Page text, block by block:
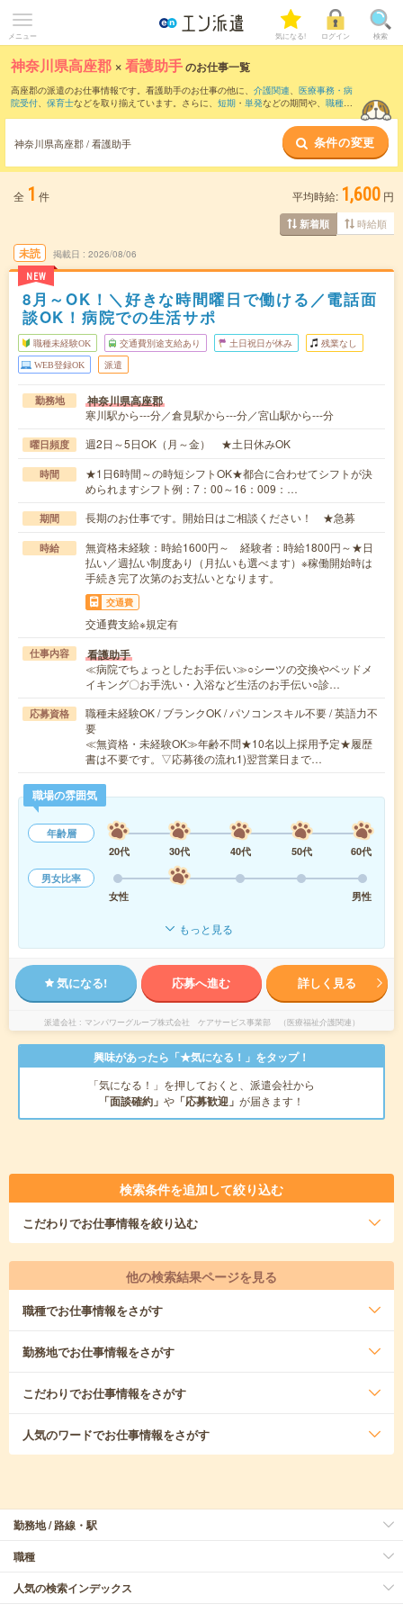
メニュー 気になる! ログイン 検索
神奈川県高座郡 ×看護助手のお仕事一覧
高座郡の派遣のお仕事情報です。看護助手のお仕事の他に、 介護関連、 医療事務・病
院受付、 保育士などを取り揃えています。さらに、 短期 ・ 単発などの期間や、 職種未
神奈川県高座郡 / 看護助手 条件の変更
全 1 件 平均時給: 1,600 円
新着順 時給順
未読
NEW
掲載日 2026/08/06
8月～OK！＼好きな時間曜日で働ける／電話面
談OK！病院での生活サポ
職種未経験OK 交通費別途支給あり 土日祝日が休み 残業なし
WEB登録OK 派遣
勤務地 神奈川県高座郡
寒川駅から---分／倉見駅から---分／宮山駅から---分
曜日頻度 週2日～5日OK（月～金） ★土日休みOK
時間
★1日6時間～の時短シフトOK★都合に合わせてシフトが決
められますシフト例：7：00～16：009：…
期間 長期のお仕事です。開始日はご相談ください！ ★急募
時給
無資格未経験：時給1600円～ 経験者：時給1800円～★日
払い／週払い制度あり（月払いも選べます）※稼働開始時は
手続き完了次第のお支払いとなります。
交通費
交通費支給※規定有
仕事内容 看護助手
≪病院でちょっとしたお手伝い≫○シーツの交換やベッドメ
イキング〇お手洗い・入浴など生活のお手伝い○診…
応募資格
職種未経験OK / ブランクOK / パソコンスキル不要 / 英語力不
要
≪無資格・未経験OK≫年齢不問★10名以上採用予定★履歴
書は不要です。▽応募後の流れ1)翌営業日まで…
職場の雰囲気
年齢層
20代
30代 40代 50代
60代
男女比率
女性
男性
もっと見る
気になる! 応募へ進む 詳しく見る
派遣会社 マンパワーグループ株式会社 ケアサービス事業部 （医療福祉介護関連）
興味があったら「★気になる！」をタップ！
「気になる！」を押しておくと、派遣会社から
「面談確約」 や 「応募歓迎」 が届きます！
検索条件を追加して絞り込む
こだわりでお仕事情報を絞り込む
他の検索結果ページを見る
職種でお仕事情報をさがす
勤務地でお仕事情報をさがす
こだわりでお仕事情報をさがす
人気のワードでお仕事情報をさがす
勤務地 / 路線・駅
職種
人気の検索インデックス